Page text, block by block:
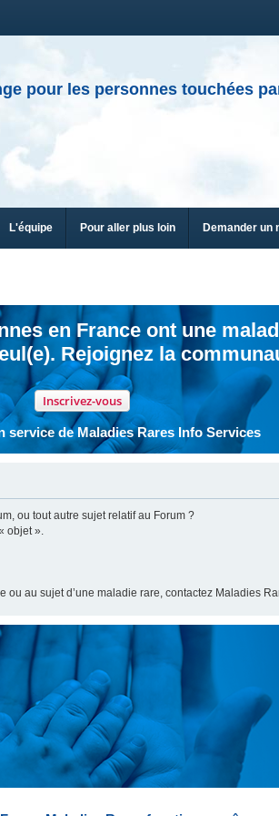
pour les personnes touchées
L'équipe Pour aller plus loin Demander un
en France ont une
Rejoignez la
Inscrivez-vous
service de Maladies Rares Info Services
ou tout autre sujet relatif au Forum ?
objet ».
ou au sujet d’une maladie rare, contactez Maladies